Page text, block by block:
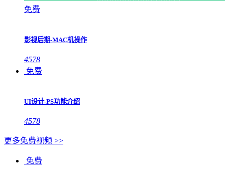
免费
影视后期-MAC机操作
4578
免费
UI设计-PS功能介绍
4578
更多免费视频 >>
免费